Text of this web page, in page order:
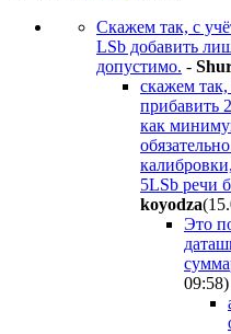
Скажем так, с
LSb добавить
допустимо. -
скажем
прибавить
как
5LSb речи
koyodza
Это
09:58)